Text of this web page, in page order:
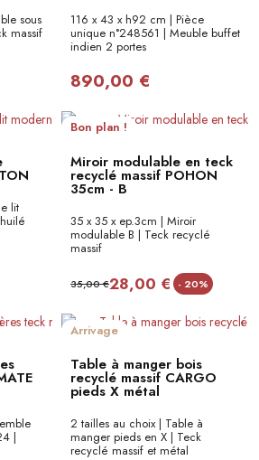
sous
massif
116 x 43 x h92 cm | Pièce
unique n°248561 | Meuble buffet
indien 2 portes
890,00 €
lit
Bon plan !
Miroir modulable en teck
recyclé massif POHON
35cm - B
35 x 35 x ep.3cm | Miroir
modulable B | Teck recyclé
massif
35,00 €28,00 € - 20%
|
Arrivage
Table à manger bois
recyclé massif CARGO
pieds X métal
2 tailles au choix | Table à
manger pieds en X | Teck
recyclé massif et métal